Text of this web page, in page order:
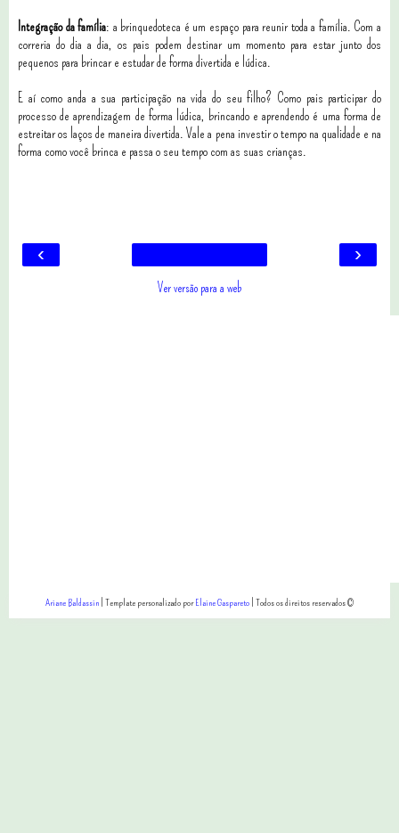
Integração da família: a brinquedoteca é um espaço para reunir toda a família. Com a
correria do dia a dia, os pais podem destinar um momento para estar junto dos
pequenos para brincar e estudar de forma divertida e lúdica.
E aí como anda a sua participação na vida do seu filho? Como pais participar do
processo de aprendizagem de forma lúdica, brincando e aprendendo é uma forma de
estreitar os laços de maneira divertida. Vale a pena investir o tempo na qualidade e na
forma como você brinca e passa o seu tempo com as suas crianças.
‹ ›
Ver versão para a web
Ariane Baldassin| Template personalizado porElaine Gaspareto| Todos os direitos reservados ©